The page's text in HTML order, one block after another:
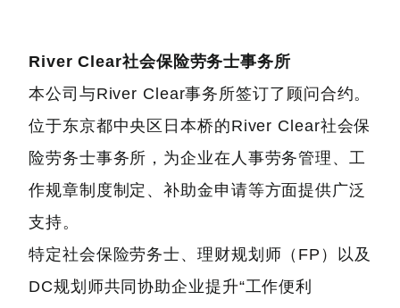
River Clear社会保险劳务士事务所
本公司与River Clear事务所签订了顾问合约。
位于东京都中央区日本桥的River Clear社会保
险劳务士事务所，为企业在人事劳务管理、工
作规章制度制定、补助金申请等方面提供广泛
支持。
特定社会保险劳务士、理财规划师（FP）以及
DC规划师共同协助企业提升“工作便利